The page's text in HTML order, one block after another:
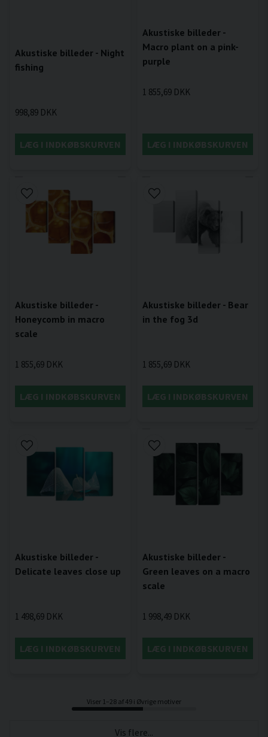
Akustiske billeder - Night
fishing
998,89 DKK
LÆG I INDKØBSKURVEN
Akustiske billeder -
Macro plant on a pink-
purple
1 855,69 DKK
LÆG I INDKØBSKURVEN
Akustiske billeder -
Honeycomb in macro
scale
1 855,69 DKK
LÆG I INDKØBSKURVEN
Akustiske billeder - Bear
in the fog 3d
1 855,69 DKK
LÆG I INDKØBSKURVEN
Akustiske billeder -
Delicate leaves close up
1 498,69 DKK
LÆG I INDKØBSKURVEN
Akustiske billeder -
Green leaves on a macro
scale
1 998,49 DKK
LÆG I INDKØBSKURVEN
Viser 1–28 af 49 i Øvrige motiver
Vis flere...